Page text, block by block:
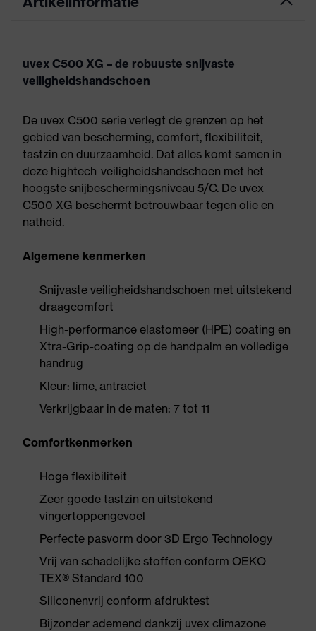
uvex C500 XG – de robuuste snijvaste
veiligheidshandschoen
De uvex C500 serie verlegt de grenzen op het
gebied van bescherming, comfort, flexibiliteit,
tastzin en duurzaamheid. Dat alles komt samen in
deze hightech-veiligheidshandschoen met het
hoogste snijbeschermingsniveau 5/C. De uvex
C500 XG beschermt betrouwbaar tegen olie en
natheid.
Algemene kenmerken
Snijvaste veiligheidshandschoen met uitstekend
draagcomfort
High-performance elastomeer (HPE) coating en
Xtra-Grip-coating op de handpalm en volledige
handrug
Kleur: lime, antraciet
Verkrijgbaar in de maten: 7 tot 11
Comfortkenmerken
Hoge flexibiliteit
Zeer goede tastzin en uitstekend
vingertoppengevoel
Perfecte pasvorm door 3D Ergo Technology
Vrij van schadelijke stoffen conform OEKO-
TEX® Standard 100
Siliconenvrij conform afdruktest
Bijzonder ademend dankzij uvex climazone